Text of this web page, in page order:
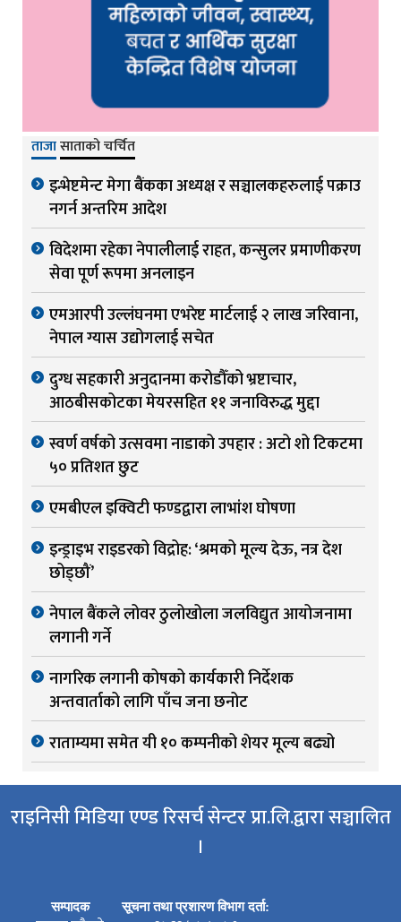
ताजासाताको चर्चित
इन्भेष्टमेन्ट मेगा बैंकका अध्यक्ष र सञ्चालकहरुलाई पक्राउ
नगर्न अन्तरिम आदेश
विदेशमा रहेका नेपालीलाई राहत, कन्सुलर प्रमाणीकरण
सेवा पूर्ण रूपमा अनलाइन
एमआरपी उल्लंघनमा एभरेष्ट मार्टलाई २ लाख जरिवाना,
नेपाल ग्यास उद्योगलाई सचेत
दुग्ध सहकारी अनुदानमा करोडौँको भ्रष्टाचार,
आठबीसकोटका मेयरसहित ११ जनाविरुद्ध मुद्दा
स्वर्ण वर्षको उत्सवमा नाडाको उपहार : अटो शो टिकटमा
५० प्रतिशत छुट
एमबीएल इक्विटी फण्डद्वारा लाभांश घोषणा
इन्ड्राइभ राइडरको विद्रोह: ‘श्रमको मूल्य देऊ, नत्र देश
छोड्छौं’
नेपाल बैंकले लोवर ठुलोखोला जलविद्युत आयोजनामा
लगानी गर्ने
नागरिक लगानी कोषको कार्यकारी निर्देशक
अन्तवार्ताको लागि पाँच जना छनोट
राताम्यमा समेत यी १० कम्पनीको शेयर मूल्य बढ्यो
राइनिसी मिडिया एण्ड रिसर्च सेन्टर प्रा.लि.द्वारा सञ्चालित
।
सम्पादक सूचना तथा प्रशारण विभाग दर्ता: